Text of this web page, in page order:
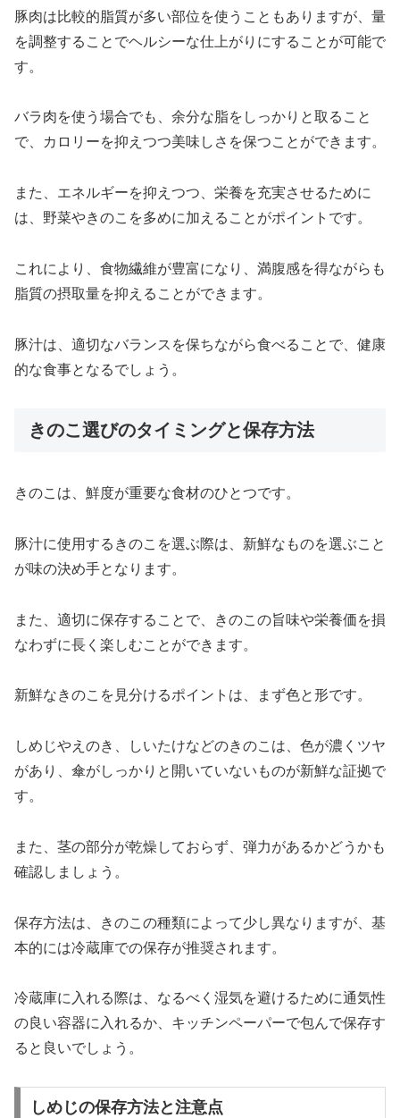
豚肉は比較的脂質が多い部位を使うこともありますが、量
を調整することでヘルシーな仕上がりにすることが可能で
す。
バラ肉を使う場合でも、余分な脂をしっかりと取ること
で、カロリーを抑えつつ美味しさを保つことができます。
また、エネルギーを抑えつつ、栄養を充実させるために
は、野菜やきのこを多めに加えることがポイントです。
これにより、食物繊維が豊富になり、満腹感を得ながらも
脂質の摂取量を抑えることができます。
豚汁は、適切なバランスを保ちながら食べることで、健康
的な食事となるでしょう。
きのこ選びのタイミングと保存方法
きのこは、鮮度が重要な食材のひとつです。
豚汁に使用するきのこを選ぶ際は、新鮮なものを選ぶこと
が味の決め手となります。
また、適切に保存することで、きのこの旨味や栄養価を損
なわずに長く楽しむことができます。
新鮮なきのこを見分けるポイントは、まず色と形です。
しめじやえのき、しいたけなどのきのこは、色が濃くツヤ
があり、傘がしっかりと開いていないものが新鮮な証拠で
す。
また、茎の部分が乾燥しておらず、弾力があるかどうかも
確認しましょう。
保存方法は、きのこの種類によって少し異なりますが、基
本的には冷蔵庫での保存が推奨されます。
冷蔵庫に入れる際は、なるべく湿気を避けるために通気性
の良い容器に入れるか、キッチンペーパーで包んで保存す
ると良いでしょう。
しめじの保存方法と注意点